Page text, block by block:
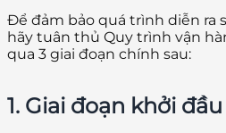
Để đảm bảo quá trình diễn ra
hãy tuân thủ Quy trình vận
qua 3 giai đoạn chính sau:
1. Giai đoạn khởi đầu